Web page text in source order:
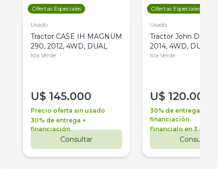
Ofertas Especiales
Usado
Tractor CASE IH MAGNUM
290, 2012, 4WD, DUAL
Isla Verde
U$ 145.000
Precio oferta sin usado
30% de entrega +
financiación
Consultar
Ofertas Especiales
Usado
Tractor John Deere
2014, 4WD, DUAL
Isla Verde
U$ 120.000
30% de entrega +
financiación
Financialo en 3 años
Consultar